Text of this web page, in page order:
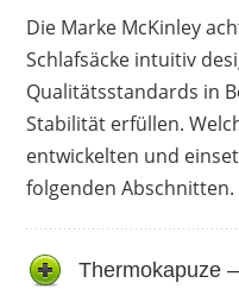
Schlafpositionen
benötigt er im
Lieferumfang ist ein
eindringen und ihr
geschützt. Pärchen
bewerten diese
Die Marke McKinley
Schlafsäcke intuitiv
Qualitätsstandards in
Stabilität erfüllen.
entwickelten und
folgenden Abschnitten.
Thermokapuze